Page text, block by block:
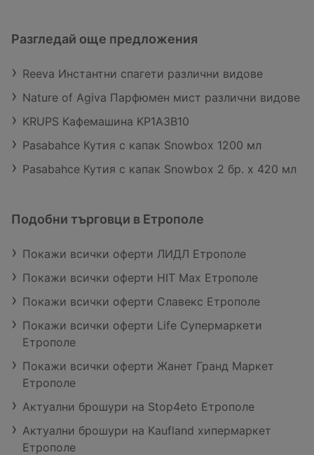
Разгледай още предложения
Reeva Инстантни спагети различни видове
Nature of Agiva Парфюмен мист различни видове
KRUPS Кафемашина KP1A3B10
Pasabahce Кутия с капак Snowbox 1200 мл
Pasabahce Кутия с капак Snowbox 2 бр. х 420 мл
Подобни търговци в Етрополе
Покажи всички оферти ЛИДЛ Етрополе
Покажи всички оферти HIT Max Етрополе
Покажи всички оферти Славекс Етрополе
Покажи всички оферти Life Супермаркети
Етрополе
Покажи всички оферти Жанет Гранд Маркет
Етрополе
Актуални брошури на Stop4eto Етрополе
Актуални брошури на Kaufland хипермаркет
Етрополе